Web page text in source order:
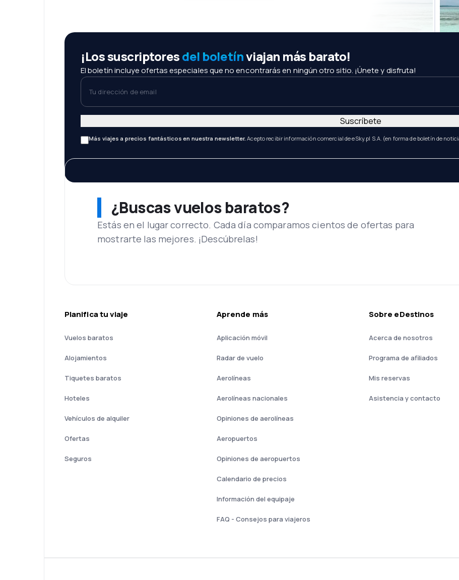
¡Los suscriptoresdel boletínviajan más barato!
El boletín incluye ofertas especiales que no encontrarás en ningún otro sitio. ¡Únete y disfruta!
Tu dirección de email
Más viajes a precios fantásticos en nuestra newsletter. Acepto recibir información comercial de eSky.pl S.A. (en forma de boletín de
Suscríbete
¿Buscas vuelos baratos?
Estás en el lugar correcto. Cada día comparamos cientos de ofertas para
mostrarte las mejores. ¡Descúbrelas!
Planifica tu viaje
Vuelos baratos
Alojamientos
Tiquetes baratos
Hoteles
Vehículos de alquiler
Ofertas
Seguros
Aprende más
Aplicación móvil
Radar de vuelo
Aerolíneas
Aerolíneas nacionales
Opiniones de aerolíneas
Aeropuertos
Opiniones de aeropuertos
Calendario de precios
Información del equipaje
FAQ - Consejos para viajeros
Sobre eDestinos
Acerca de nosotros
Programa de afiliados
Mis reservas
Asistencia y contacto